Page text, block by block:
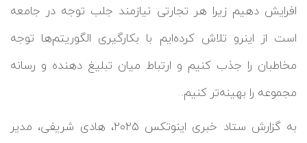
افرایش دهیم زیرا هر تجارتی نیازمند جلب توجه در جامعه
است از اینرو تلاش کرده‌ایم با بکارگیری الگوریتم‌ها توجه
مخاطبان را جذب کنیم و ارتباط میان تبلیغ دهنده و رسانه
مجموعه را بهینه‌تر کنیم.
به گزارش ستاد خبری اینوتکس ۲۰۲۵، هادی شریفی، مدیر